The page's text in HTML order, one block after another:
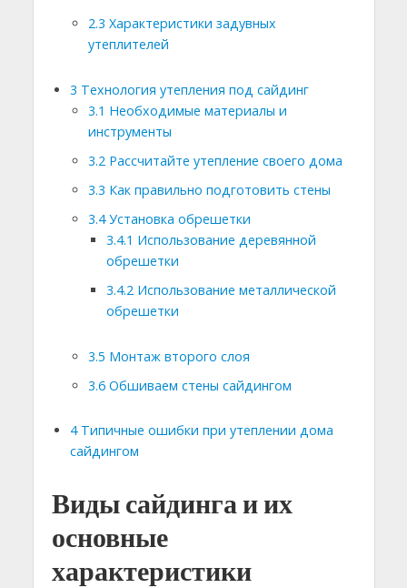
2.3 Характеристики задувных
утеплителей
3 Технология утепления под сайдинг
3.1 Необходимые материалы и
инструменты
3.2Рассчитайте утепление своего дома
3.3 Как правильно подготовить стены
3.4Установка обрешетки
3.4.1 Использование деревянной
обрешетки
3.4.2 Использование металлической
обрешетки
3.5 Монтаж второго слоя
3.6Обшиваем стены сайдингом
4Типичные ошибки при утеплении дома
сайдингом
Виды сайдинга и их
основные
характеристики